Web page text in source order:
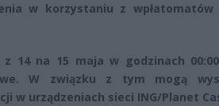
w korzystaniu z
z 14 na 15 maja w godzinach
W związku z tym mogą
w urządzeniach sieci ING/Planet